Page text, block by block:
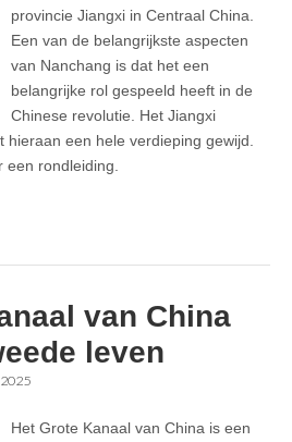
provincie Jiangxi in Centraal China.
Een van de belangrijkste aspecten
van Nanchang is dat het een
belangrijke rol gespeeld heeft in de
Chinese revolutie. Het Jiangxi
hieraan een hele verdieping gewijd.
rondleiding.
van China
leven
Het Grote Kanaal van China is een